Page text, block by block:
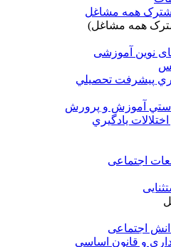
همه مشاغل
همه مشاغل)
نوین آموزشی
پيشرفت تحصيلي
آموزش و پرورش
يادگيري
اجتماعی
اجتماعی
و قانون اساسی